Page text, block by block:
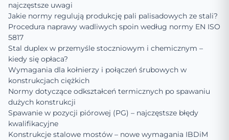
najczęstsze uwagi
Jakie normy regulują produkcję pali palisadowych ze stali?
Procedura naprawy wadliwych spoin według normy EN ISO
5817
Stal duplex w przemyśle stoczniowym i chemicznym –
kiedy się opłaca?
Wymagania dla kołnierzy i połączeń śrubowych w
konstrukcjach ciężkich
Normy dotyczące odkształceń termicznych po spawaniu
dużych konstrukcji
Spawanie w pozycji piórowej (PG) – najczęstsze błędy
kwalifikacyjne
Konstrukcje stalowe mostów – nowe wymagania IBDiM